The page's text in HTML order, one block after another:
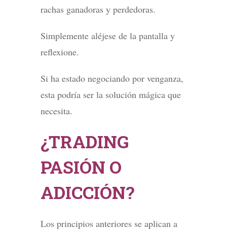
rachas ganadoras y perdedoras.
Simplemente aléjese de la pantalla y
reflexione.
Si ha estado negociando por venganza,
esta podría ser la solución mágica que
necesita.
¿TRADING
PASIÓN O
ADICCIÓN?
Los principios anteriores se aplican a